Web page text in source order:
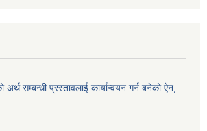
सम्बन्धी प्रस्तावलाई कार्यान्वयन गर्न बनेको ऐन‚